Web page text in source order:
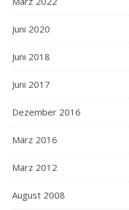
Juni 2020
Juni 2018
Juni 2017
Dezember 2016
März 2016
März 2012
August 2008